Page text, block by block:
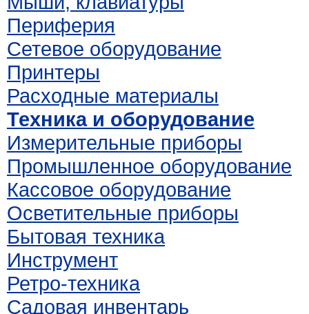
Периферия
Сетевое оборудование
Принтеры
Расходные материалы
Техника и оборудование
Измерительные приборы
Промышленное оборудование
Кассовое оборудование
Осветительные приборы
Бытовая техника
Инструмент
Ретро-техника
Садовая инвентарь